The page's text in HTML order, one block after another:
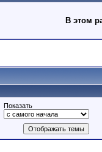
В этом
Показать